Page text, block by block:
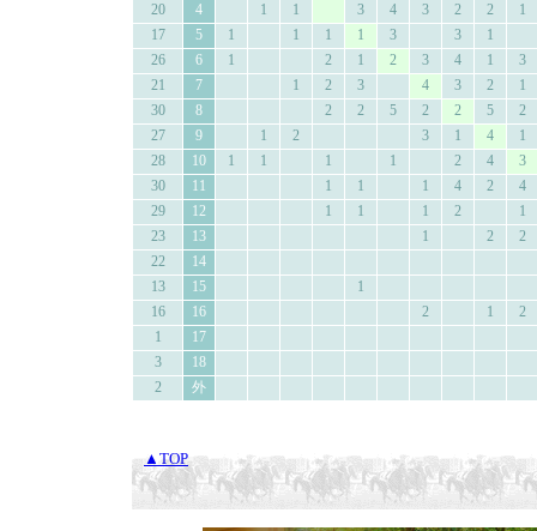
20
4 1 1 3 4 3 2 2
1
17
5 1 1 1 1 3 3
1
26
6 1 2 1 2 3 4 1
3
21
7 1 2 3 4 3 2
1
30
8 2 2 5 2 2 5
2
27
9 1 2 3 1 4
1
28
10 1 1 1 1 2 4
3
30
11 1 1 1 4 2
4
29
12 1 1 1 2
1
23
13 1 2
2
22
14
13
15
1
16
16 2 1
2
1
17
3
18
2
外
▲TOP